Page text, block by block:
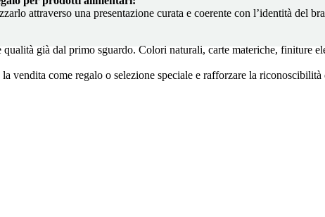
attraverso una presentazione curata e coerente con l’identità del
già dal primo sguardo. Colori naturali, carte materiche, finiture
vendita come regalo o selezione speciale e rafforzare la riconoscibilità